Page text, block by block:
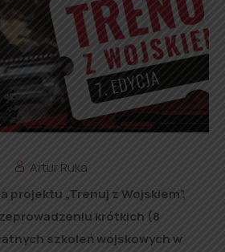
Artur Ruka
projektu „Trenuj z Wojskiem”,
krótkich (8
szkoleń wojskowych w